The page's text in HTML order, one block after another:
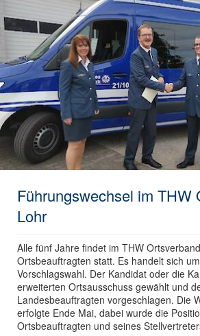
Führungswechsel im THW
Lohr
Alle fünf Jahre findet im THW
Ortsbeauftragten statt. Es handelt sich
Vorschlagswahl. Der Kandidat oder die
erweiterten Ortsausschuss gewählt und
Landesbeauftragten vorgeschlagen. Die
erfolgte Ende Mai, dabei wurde die
Ortsbeauftragten und seines